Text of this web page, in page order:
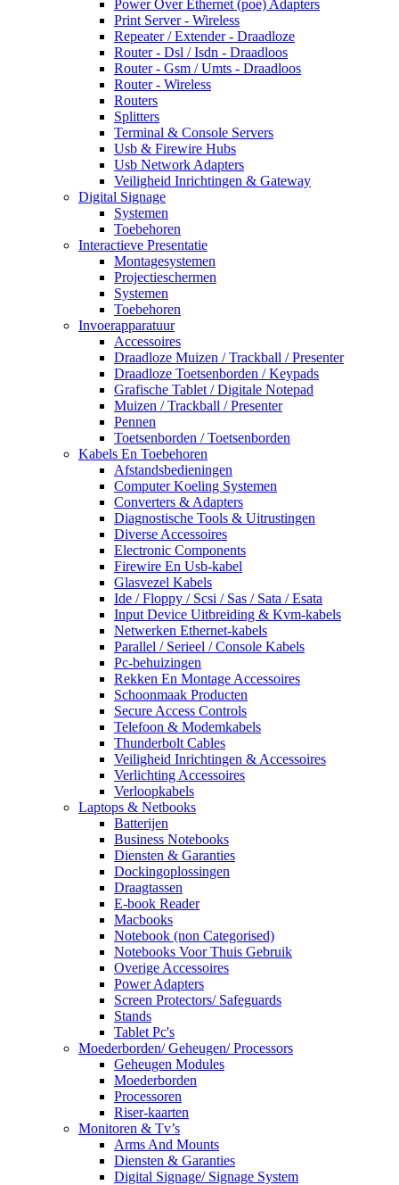
Power Over Ethernet (poe) Adapters
Print Server - Wireless
Repeater / Extender - Draadloze
Router - Dsl / Isdn - Draadloos
Router - Gsm / Umts - Draadloos
Router - Wireless
Routers
Splitters
Terminal & Console Servers
Usb & Firewire Hubs
Usb Network Adapters
Veiligheid Inrichtingen & Gateway
Digital Signage
Systemen
Toebehoren
Interactieve Presentatie
Montagesystemen
Projectieschermen
Systemen
Toebehoren
Invoerapparatuur
Accessoires
Draadloze Muizen / Trackball / Presenter
Draadloze Toetsenborden / Keypads
Grafische Tablet / Digitale Notepad
Muizen / Trackball / Presenter
Pennen
Toetsenborden / Toetsenborden
Kabels En Toebehoren
Afstandsbedieningen
Computer Koeling Systemen
Converters & Adapters
Diagnostische Tools & Uitrustingen
Diverse Accessoires
Electronic Components
Firewire En Usb-kabel
Glasvezel Kabels
Ide / Floppy / Scsi / Sas / Sata / Esata
Input Device Uitbreiding & Kvm-kabels
Netwerken Ethernet-kabels
Parallel / Serieel / Console Kabels
Pc-behuizingen
Rekken En Montage Accessoires
Schoonmaak Producten
Secure Access Controls
Telefoon & Modemkabels
Thunderbolt Cables
Veiligheid Inrichtingen & Accessoires
Verlichting Accessoires
Verloopkabels
Laptops & Netbooks
Batterijen
Business Notebooks
Diensten & Garanties
Dockingoplossingen
Draagtassen
E-book Reader
Macbooks
Notebook (non Categorised)
Notebooks Voor Thuis Gebruik
Overige Accessoires
Power Adapters
Screen Protectors/ Safeguards
Stands
Tablet Pc's
Moederborden/ Geheugen/ Processors
Geheugen Modules
Moederborden
Processoren
Riser-kaarten
Monitoren & Tv’s
Arms And Mounts
Diensten & Garanties
Digital Signage/ Signage System